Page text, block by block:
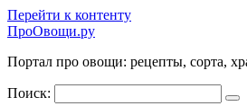
Перейти к контенту
ПроОвощи.ру
Портал про овощи: рецепты, сорта,
Поиск: